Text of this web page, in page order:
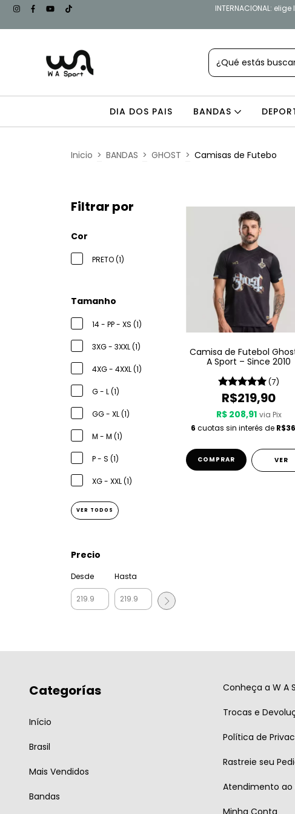
INTERNACIONAL:
DIA DOS PAIS BANDAS
Inicio > BANDAS > GHOST > Camisas de Futebo
Filtrar por
Cor
PRETO (1)
Tamanho
14 - PP - XS (1)
3XG - 3XXL (1)
4XG - 4XXL (1)
G - L (1)
GG - XL (1)
M - M (1)
P - S (1)
XG - XXL (1)
VER TODOS
Precio
Desde Hasta
Camisa de Futebol
A Sport – Since 2010
(7)
R$219,90
R$ 208,91 via Pix
6 cuotas sin interés de
COMPRAR VER
Categorías
Início
Brasil
Mais Vendidos
Bandas
Conheça a W A
Trocas e
Política de
Rastreie seu
Atendimento ao
Minha Conta